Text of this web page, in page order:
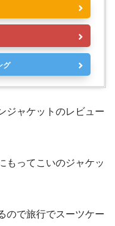
グ
ジャケットのレビュー
もってこいのジャケッ
ので旅行でスーツケー